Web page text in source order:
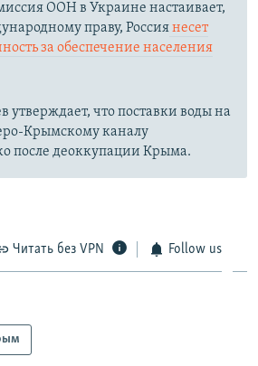
ООН в Украине настаивает,
праву, Россиянесет
за обеспечение населения
что поставки воды на
Крымскому каналу
после деоккупации Крыма.
Читать без VPN Follow us